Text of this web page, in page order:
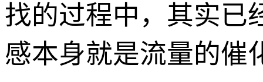
找的过程中，其实已
感本身就是流量的催